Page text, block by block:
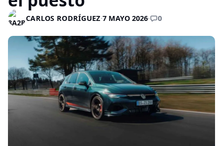
CARLOS RODRÍGUEZ·7 MAYO 2026· 0